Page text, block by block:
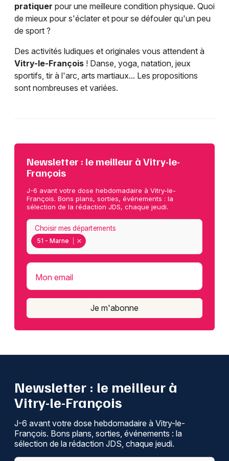
pratiquer pour une meilleure condition physique. Quoi
de mieux pour s'éclater et pour se défouler qu'un peu
de sport ?
Des activités ludiques et originales vous attendent à
Vitry-le-François ! Danse, yoga, natation, jeux
sportifs, tir à l'arc, arts martiaux... Les propositions
sont nombreuses et variées.
Newsletter : le meilleur à Vitry-le-
François
J-6 avant votre dose hebdomadaire à Vitry-le-
François. Bons plans, sorties, événements : la
sélection de la rédaction JDS, chaque jeudi.
51 - Marne
Choisir mes départements
Mon email
Je m'abonne
Newsletter : le meilleur à
Vitry-le-François
J-6 avant votre dose hebdomadaire à Vitry-le-
François. Bons plans, sorties, événements : la
sélection de la rédaction JDS, chaque jeudi.